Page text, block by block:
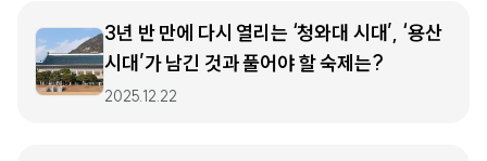
3년 반 만에 다시 열리는 ‘청와대 시대’, ‘용산
시대’가 남긴 것과 풀어야 할 숙제는?
2025.12.22